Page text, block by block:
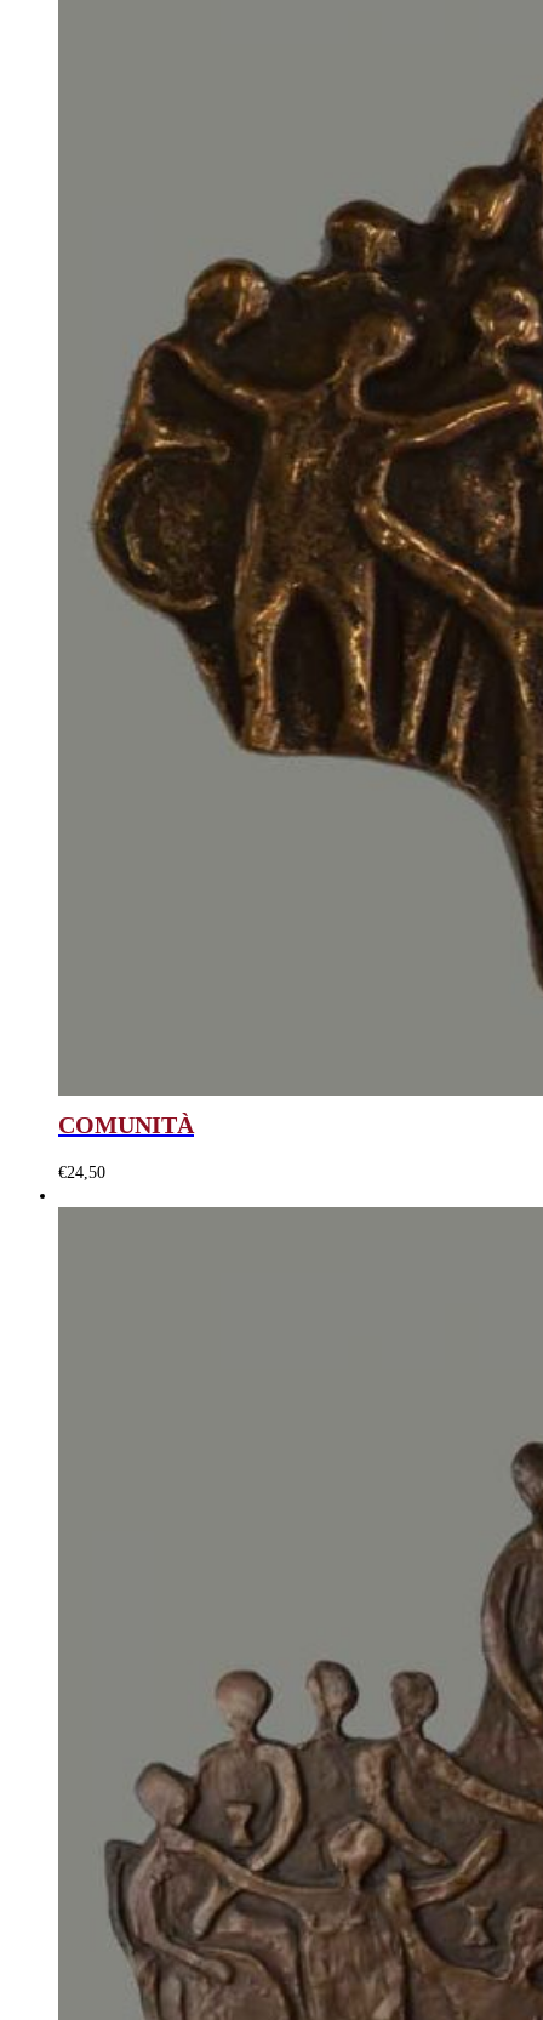
COMUNITÀ
€24,50